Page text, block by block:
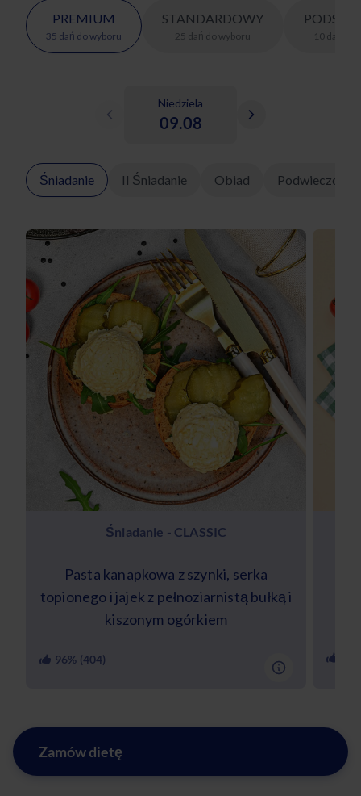
PREMIUM
35 dań do wyboru
STANDARDOWY
25 dań do wyboru 10 dań
Niedziela
09.08
Śniadanie II Śniadanie Obiad Podwieczorek
Śniadanie - CLASSIC
Pasta kanapkowa z szynki, serka
topionego i jajek z pełnoziarnistą bułką i
kiszonym ogórkiem
96% (404)
Zamów dietę